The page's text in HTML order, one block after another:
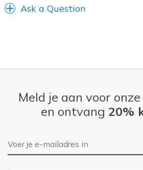
Ask a Question
Meld je aan voor
en ontvang 20%
E-mailadres